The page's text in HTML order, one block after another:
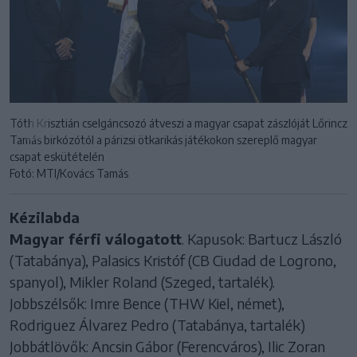
Tóth Krisztián cselgáncsozó átveszi a magyar csapat zászlóját Lőrincz
Tamás birkózótól a párizsi ötkarikás játékokon szereplő magyar
csapat eskütételén
Fotó: MTI/Kovács Tamás
Kézilabda
Magyar férfi válogatott. Kapusok: Bartucz László
(Tatabánya), Palasics Kristóf (CB Ciudad de Logrono,
spanyol), Mikler Roland (Szeged, tartalék).
Jobbszélsők: Imre Bence (THW Kiel, német),
Rodriguez Álvarez Pedro (Tatabánya, tartalék)
Jobbátlövők: Ancsin Gábor (Ferencváros), Ilic Zoran